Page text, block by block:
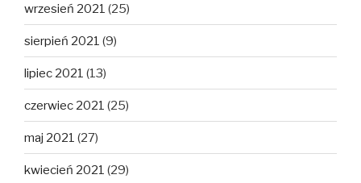
wrzesień 2021 (25)
sierpień 2021 (9)
lipiec 2021 (13)
czerwiec 2021 (25)
maj 2021 (27)
kwiecień 2021 (29)